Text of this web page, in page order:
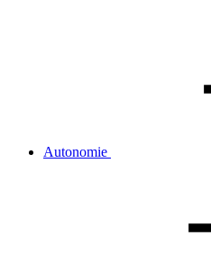
Autonomie